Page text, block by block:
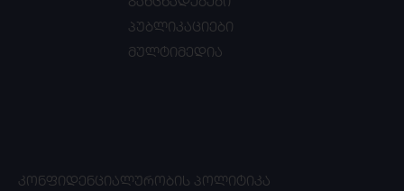
პუბლიკაციები
მულტიმედია
ᲙᲝᲜᲤᲘᲓᲔᲜᲪᲘᲐᲚᲣᲠᲝᲑᲘᲡ ᲞᲝᲚᲘᲢᲘᲙᲐ